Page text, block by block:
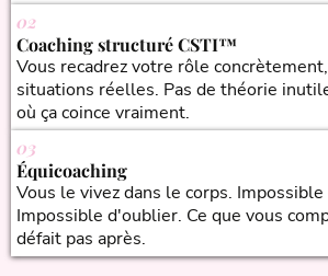
02
Coaching structuré CSTI™
Vous recadrez votre rôle
situations réelles. Pas de théorie
où ça coince vraiment.
03
Équicoaching
Vous le vivez dans le corps.
Impossible d'oublier. Ce que vous
défait pas après.